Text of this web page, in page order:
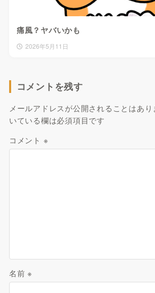
痛風？ヤバいかも
2026年5月11日
コメントを残す
メールアドレスが公開されることはあり
いている欄は必須項目です
コメント ※
名前※